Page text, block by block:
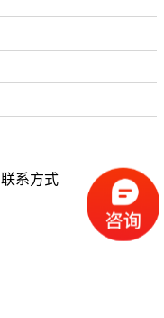
联系方式